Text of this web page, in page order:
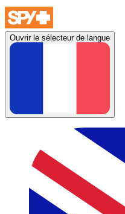
Ouvrir le sélecteur de langue